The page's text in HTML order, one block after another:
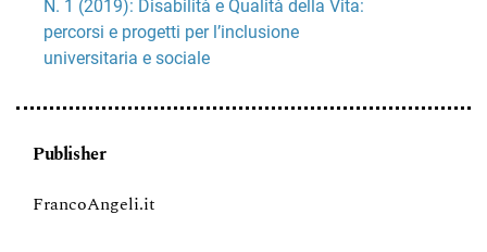
N. 1 (2019): Disabilità e Qualità della Vita:
percorsi e progetti per l’inclusione
universitaria e sociale
Publisher
FrancoAngeli.it